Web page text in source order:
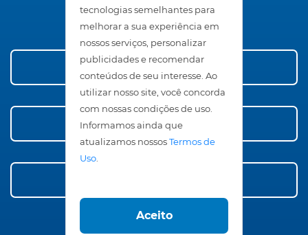
tecnologias semelhantes para
melhorar a sua experiência em
nossos serviços, personalizar
publicidades e recomendar
conteúdos de seu interesse. Ao
utilizar nosso site, você concorda
com nossas condições de uso.
Informamos ainda que
atualizamos nossos Termos de
Uso.
Aceito
Área Restrita
Conheça nossos Produtos
Compre Agora!